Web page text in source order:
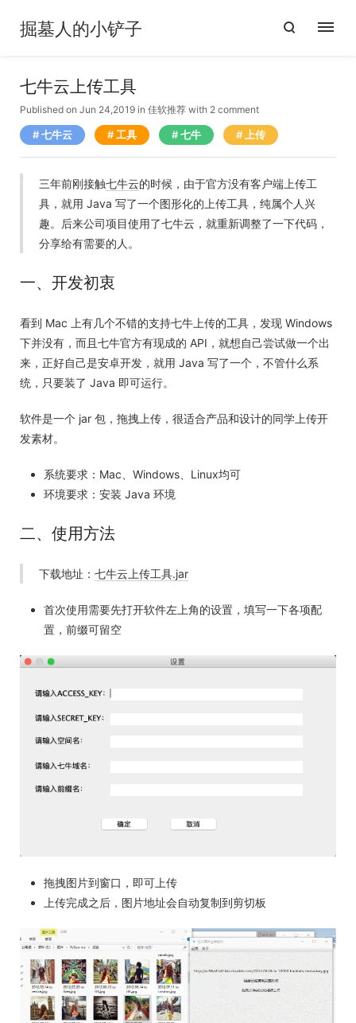
掘墓人的小铲子
七牛云上传工具
Published on Jun 24,2019 in 佳软推荐 with 2 comment
七牛云 工具 七牛 上传
三年前刚接触七牛云的时候，由于官方没有客户端上传工
具，就用 Java 写了一个图形化的上传工具，纯属个人兴
趣。后来公司项目使用了七牛云，就重新调整了一下代码，
分享给有需要的人。
一、开发初衷
看到 Mac 上有几个不错的支持七牛上传的工具，发现 Windows
下并没有，而且七牛官方有现成的 API，就想自己尝试做一个出
来，正好自己是安卓开发，就用 Java 写了一个，不管什么系
统，只要装了 Java 即可运行。
软件是一个 jar 包，拖拽上传，很适合产品和设计的同学上传开
发素材。
系统要求：Mac、Windows、Linux均可
环境要求：安装 Java 环境
二、使用方法
下载地址： 七牛云上传工具.jar
首次使用需要先打开软件左上角的设置，填写一下各项配
置，前缀可留空
拖拽图片到窗口，即可上传
上传完成之后，图片地址会自动复制到剪切板